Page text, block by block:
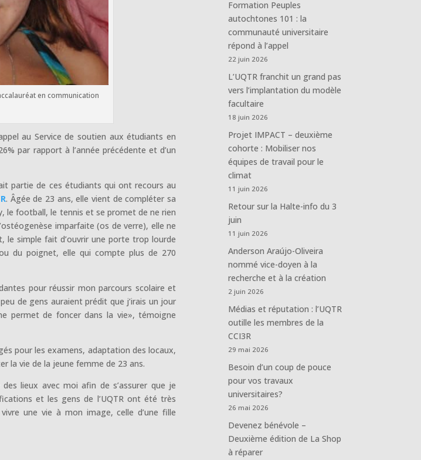
en communication
au Service de soutien aux étudiants en
par rapport à l’année précédente et d’un
partie de ces étudiants qui ont recours au
. Âgée de 23 ans, elle vient de compléter sa
le football, le tennis et se promet de ne rien
imparfaite (os de verre), elle ne
le simple fait d’ouvrir une porte trop lourde
du poignet, elle qui compte plus de 270
pour réussir mon parcours scolaire et
de gens auraient prédit que j’irais un jour
permet de foncer dans la vie», témoigne
pour les examens, adaptation des locaux,
la vie de la jeune femme de 23 ans.
lieux avec moi afin de s’assurer que je
et les gens de l’UQTR ont été très
une vie à mon image, celle d’une fille
Formation Peuples
autochtones 101 : la
communauté universitaire
répond à l’appel
22 juin 2026
L’UQTR franchit un grand pas
vers l’implantation du modèle
facultaire
18 juin 2026
Projet IMPACT – deuxième
cohorte : Mobiliser nos
équipes de travail pour le
climat
11 juin 2026
Retour sur la Halte-info du 3
juin
11 juin 2026
Anderson Araújo-Oliveira
nommé vice-doyen à la
recherche et à la création
2 juin 2026
Médias et réputation : l’UQTR
outille les membres de la
CCI3R
29 mai 2026
Besoin d’un coup de pouce
pour vos travaux
universitaires?
26 mai 2026
Devenez bénévole –
Deuxième édition de La Shop
à réparer